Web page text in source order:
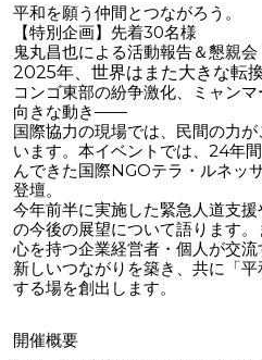
平和を願う仲間とつながろう。
【特別企画】先着30名様
鬼丸昌也による活動報告＆懇親会
2025年、世界はまた大きな転
コンゴ東部の紛争激化、ミャン
向きな動き——
国際協力の現場では、民間の力
います。本イベントでは、24年
んできた国際NGOテラ・ルネッ
登壇。
今年前半に実施した緊急人道支
の今後の展望について語ります
心を持つ企業経営者・個人が交流
新しいつながりを築き、共に「
する場を創出します。
開催概要